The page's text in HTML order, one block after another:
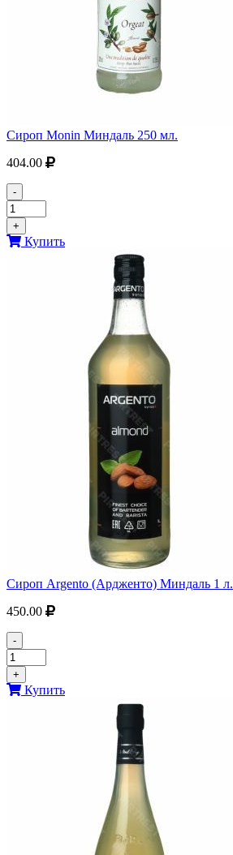
Сироп Monin Миндаль 250 мл.
404.00
-
+
Купить
Сироп Argento (Ардженто) Миндаль 1 л.
450.00
-
+
Купить